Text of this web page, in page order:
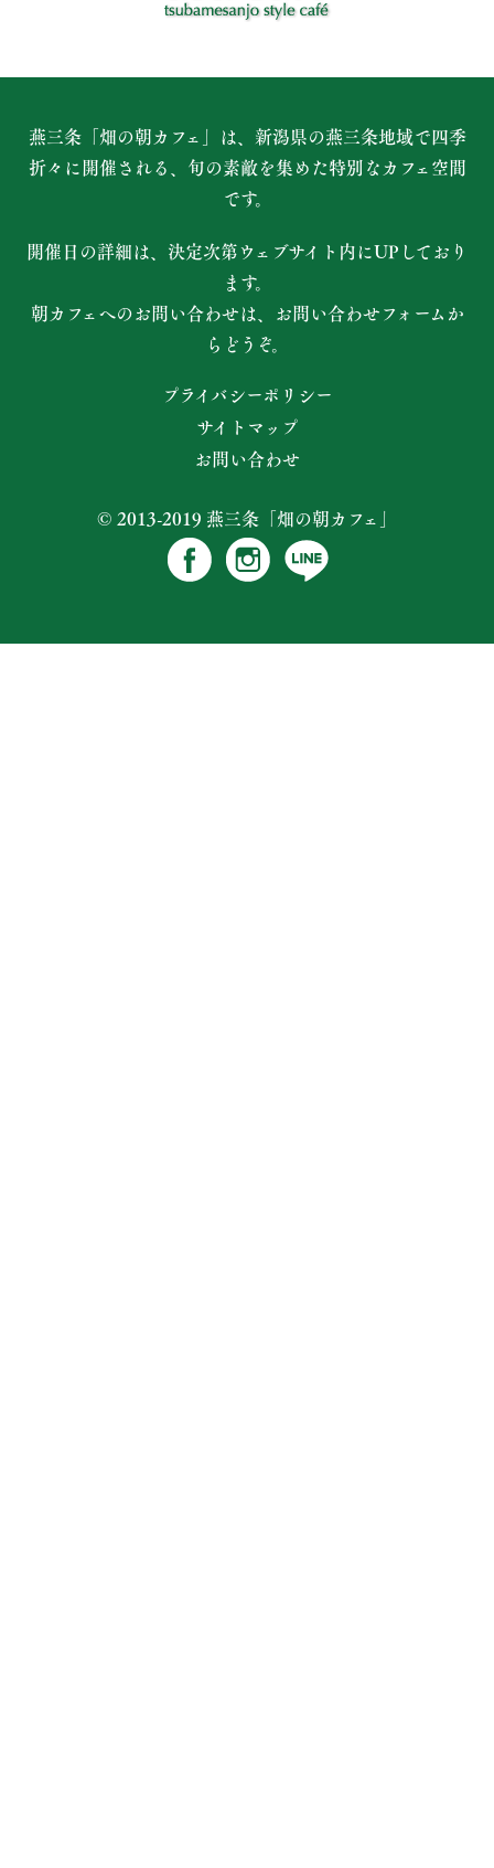
燕三条「畑の朝カフェ」は、新潟県の燕三条地域で四季
折々に開催される、 旬の素敵を集めた特別なカフェ空間
です。
開催日の詳細は、決定次第ウェブサイト内にUPしており
ます。
朝カフェへのお問い合わせは、お問い合わせフォームか
らどうぞ。
プライバシーポリシー
サイトマップ
お問い合わせ
© 2013-2019 燕三条「畑の朝カフェ」